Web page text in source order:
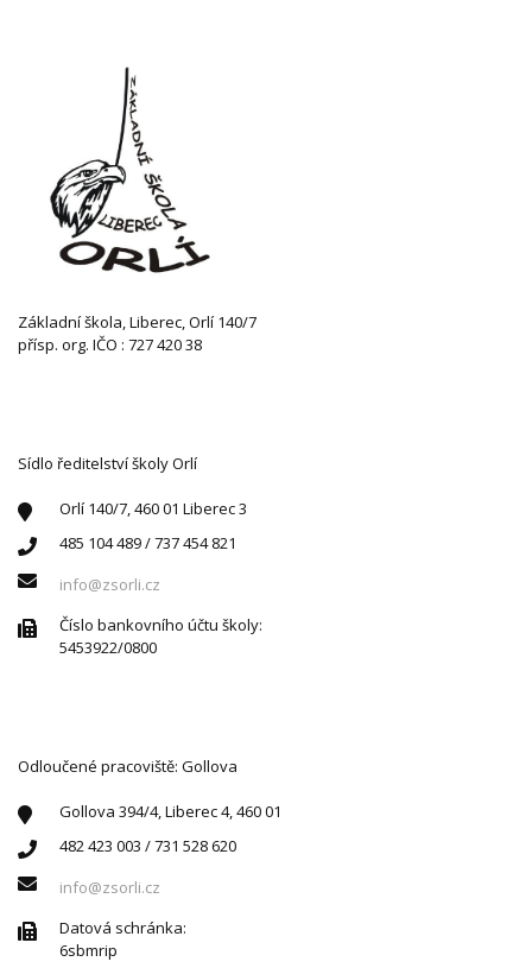
Základní škola, Liberec, Orlí 140/7
přísp. org. IČO : 727 420 38
Sídlo ředitelství školy Orlí
Orlí 140/7, 460 01 Liberec 3
485 104 489 / 737 454 821
info@zsorli.cz
Číslo bankovního účtu školy:
5453922/0800
Odloučené pracoviště: Gollova
Gollova 394/4, Liberec 4, 460 01
482 423 003 / 731 528 620
info@zsorli.cz
Datová schránka:
6sbmrip